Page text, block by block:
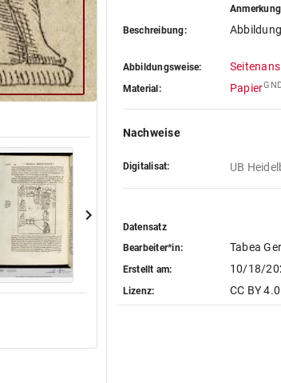
Beschreibung:
Abbildungsweise:
Material: Papier
Nachweise
Digitalisat: UB
Datensatz
Bearbeiter*in:
Tabea
Erstellt am: 10/18/
Lizenz: CC BY 4.0